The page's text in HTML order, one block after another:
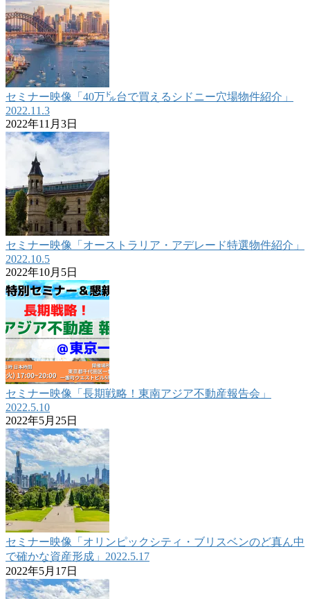
セミナー映像「40万㌦台で買えるシドニー穴場物件紹介」
2022.11.3
2022年11月3日
セミナー映像「オーストラリア・アデレード特選物件紹介」
2022.10.5
2022年10月5日
セミナー映像「長期戦略！東南アジア不動産報告会」
2022.5.10
2022年5月25日
セミナー映像「オリンピックシティ・ブリスベンのど真ん中
で確かな資産形成」2022.5.17
2022年5月17日